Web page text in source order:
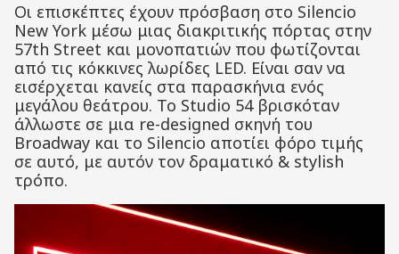
Οι επισκέπτες έχουν πρόσβαση στο Silencio
New York μέσω μιας διακριτικής πόρτας στην
57th Street και μονοπατιών που φωτίζονται
από τις κόκκινες λωρίδες LED. Είναι σαν να
εισέρχεται κανείς στα παρασκήνια ενός
μεγάλου θεάτρου. Το Studio 54 βρισκόταν
άλλωστε σε μια re-designed σκηνή του
Broadway και το Silencio αποτίει φόρο τιμής
σε αυτό, με αυτόν τον δραματικό & stylish
τρόπο.